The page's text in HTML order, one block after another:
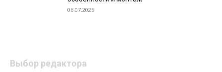
06.07.2025
Выбор редактора